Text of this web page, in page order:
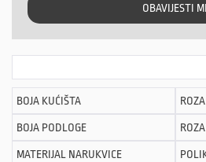
OBAVIJESTI
BOJA KUĆIŠTA ROZA
BOJA PODLOGE ROZA
MATERIJAL NARUKVICE